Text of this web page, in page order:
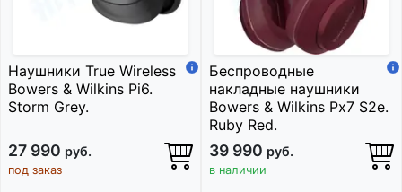
Наушники True Wireless
Bowers & Wilkins Pi6.
Storm Grey.
27 990 руб.
под заказ
Беспроводные
накладные наушники
Bowers & Wilkins Px7 S2e.
Ruby Red.
39 990 руб.
в наличии